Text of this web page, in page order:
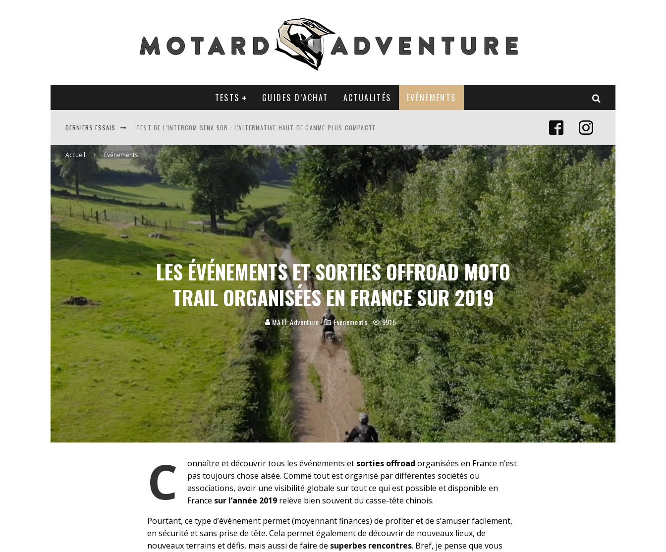
TESTS GUIDES D’ACHAT ACTUALITÉS EVÉNEMENTS
DERNIERS ESSAIS TEST DE L'INTERCOM SENA 50R : L'ALTERNATIVE HAUT DE GAMME PLUS COMPACTE
TEST DES PNEUS CONTINENTAL TKC 80 : TOUJOURS UNE RÉFÉRENCE DU PNEU 50% OFFROAD ?
TEST DES RACER MAVIS 2 : LA POLYVALENCE DE GANTS MI-CUIR MI-SAISON
TEST COMPLET DU GEORIDE 3 APRÈS 18 MOIS D’UTILISATION : LE TRACKER GPS AVEC UN TEMPS D’AVANCE (MISE À JOUR 2024)
Accueil Evénements
LES ÉVÉNEMENTS ET SORTIES OFFROAD MOTO
TRAIL ORGANISÉES EN FRANCE SUR 2019
MATT Adventure Evénements 9915
C onnaître et découvrir tous les événements et sorties offroad organisées en France n’est
pas toujours chose aisée. Comme tout est organisé par différentes sociétés ou
associations, avoir une visibilité globale sur tout ce qui est possible et disponible en
France sur l’année 2019 relève bien souvent du casse-tête chinois.
Pourtant, ce type d’événement permet (moyennant finances) de profiter et de s’amuser facilement,
en sécurité et sans prise de tête. Cela permet également de découvrir de nouveaux lieux, de
nouveaux terrains et défis, mais aussi de faire de superbes rencontres. Bref, je pense que vous